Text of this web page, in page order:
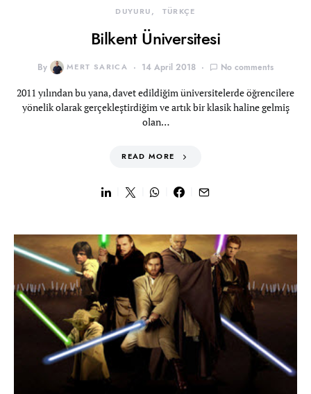
DUYURU TÜRKÇE
Bilkent Üniversitesi
By MERT SARICA 14 April 2018 No comments
2011 yılından bu yana, davet edildiğim üniversitelerde öğrencilere
yönelik olarak gerçekleştirdiğim ve artık bir klasik haline gelmiş
olan…
READ MORE